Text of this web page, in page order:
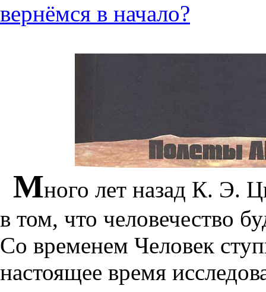
вернёмся в начало?
Много лет назад К. Э.
в том, что человечество
Со временем Человек
настоящее время